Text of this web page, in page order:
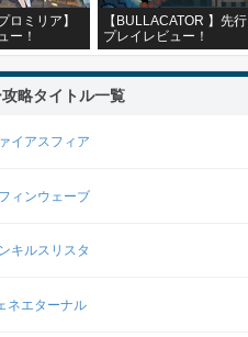
ロミリア】
ー！
【BULLACATOR 】先行
プレイレビュー！
略タイトル一覧
イアスフィア
ィンウェーブ
キルスリスタ
ネエターナル